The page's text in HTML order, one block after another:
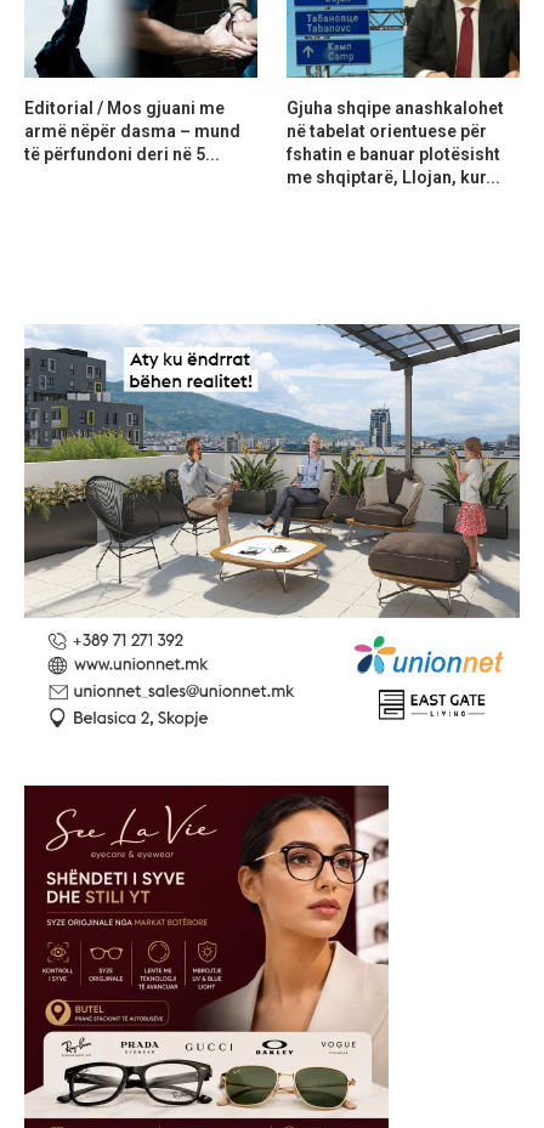
Editorial / Mos gjuani me
armë nëpër dasma – mund
të përfundoni deri në 5...
Gjuha shqipe anashkalohet
në tabelat orientuese për
fshatin e banuar plotësisht
me shqiptarë, Llojan, kur...